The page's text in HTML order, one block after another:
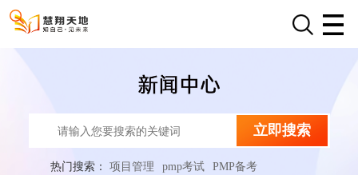
立即搜索
热门搜索：项目管理 pmp考试 PMP备考